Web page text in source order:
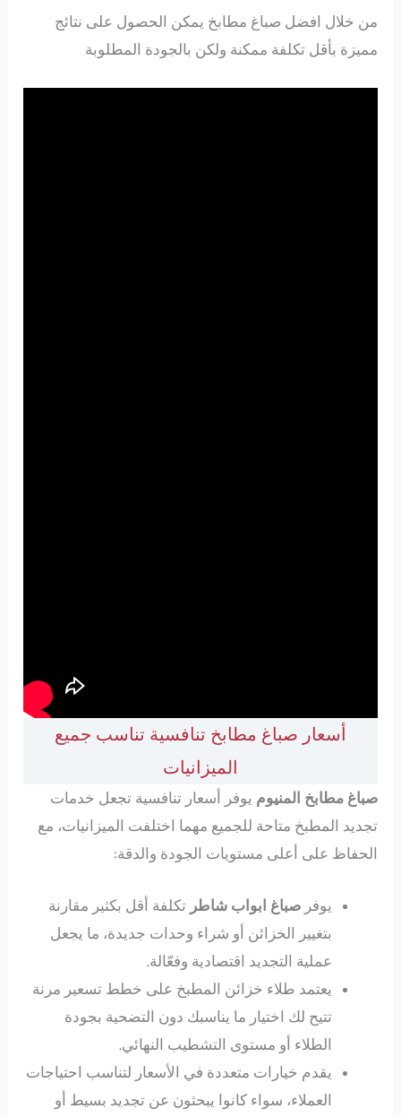
من خلال افضل صباغ مطابخ يمكن الحصول على نتائج
مميزة بأقل تكلفة ممكنة ولكن بالجودة المطلوبة
أسعار صباغ مطابخ تنافسية تناسب جميع
الميزانيات
صباغ مطابخ المنيوم يوفر أسعار تنافسية تجعل خدمات
تجديد المطبخ متاحة للجميع مهما اختلفت الميزانيات، مع
الحفاظ على أعلى مستويات الجودة والدقة:
يوفرصباغ ابواب شاطر تكلفة أقل بكثير مقارنة
بتغيير الخزائن أو شراء وحدات جديدة، ما يجعل
عملية التجديد اقتصادية وفعّالة.
يعتمد طلاء خزائن المطبخ على خطط تسعير مرنة
تتيح لك اختيار ما يناسبك دون التضحية بجودة
الطلاء أو مستوى التشطيب النهائي.
يقدم خيارات متعددة في الأسعار لتناسب احتياجات
العملاء، سواء كانوا يبحثون عن تجديد بسيط أو